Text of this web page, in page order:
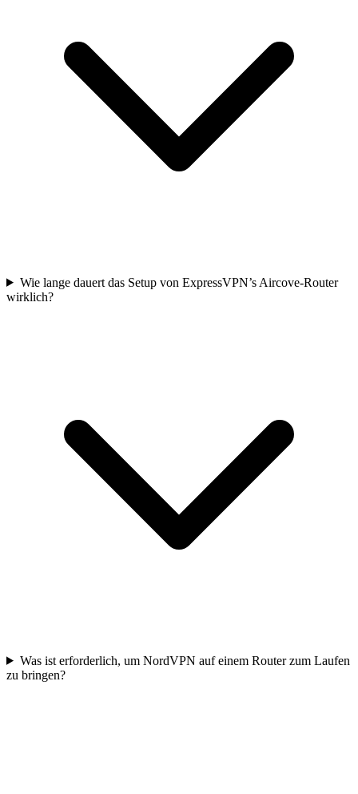
Wie lange dauert das Setup von ExpressVPN’s Aircove-Router
wirklich?
Was ist erforderlich, um NordVPN auf einem Router zum Laufen
zu bringen?